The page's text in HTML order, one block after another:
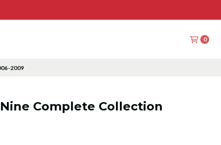
0
2009
Complete Collection